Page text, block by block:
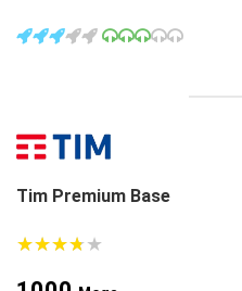
Tim Premium Base
★★★★★
★★★★★